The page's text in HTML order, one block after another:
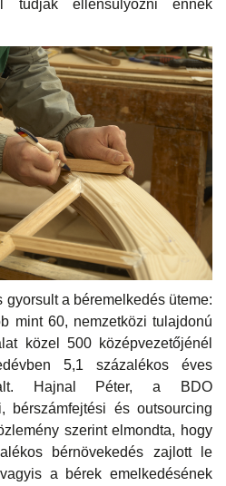
tudják ellensúlyozni ennek
a béremelkedés üteme:
mint 60, nemzetközi tulajdonú
közel 500 középvezetőjénél
5,1 százalékos éves
Hajnal Péter, a BDO
bérszámfejtési és outsourcing
szerint elmondta, hogy
bérnövekedés zajlott le
a bérek emelkedésének